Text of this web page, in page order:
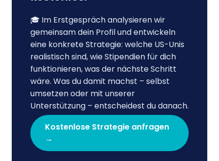
🎓 Im Erstgespräch analysieren wir
gemeinsam dein Profil und entwickeln
eine konkrete Strategie: welche US-Unis
realistisch sind, wie Stipendien für dich
funktionieren, was der nächste Schritt
wäre. Was du damit machst – selbst
umsetzen oder mit unserer
Unterstützung – entscheidest du danach.
Kostenlose Strategie anfragen
→